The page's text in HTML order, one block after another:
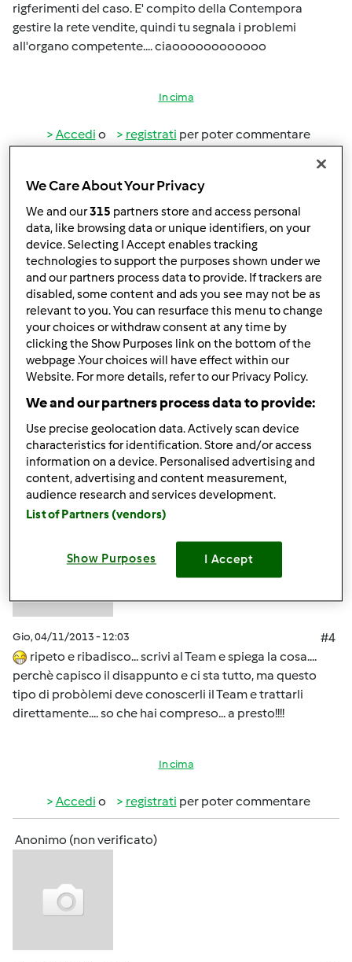
rigferimenti del caso. E' compito della Contempora
gestire la rete vendite, quindi tu segnala i problemi
all'organo competente.... ciaoooooooooooo
In cima
Accedi o registrati per poter commentare
Gio, 04/11/2013 - 11:56
Deve fare il post - vendita alla mia amica che, durante una
dimostrazione a casa mia, ha acquistato il bimby e le ha
chiesto di portare delle amiche... non mi sembra corretto.
Una cosa è il post-vendita e una la dimostrazione. O no?
In cima
Accedio registratiper poter commentare
Anonimo (non verificato)
Gio, 04/11/2013 - 12:03
#4
ripeto e ribadisco... scrivi al Team e spiega la cosa....
perchè capisco il disappunto e ci sta tutto, ma questo
tipo di probòlemi deve conoscerli il Team e trattarli
direttamente.... so che hai compreso... a presto!!!!
In cima
Accedi o registrati per poter commentare
Anonimo (non verificato)
We Care About Your Privacy
We and our315 partners store and access personal
data, like browsing data or unique identifiers, on your
device. Selecting I Accept enables tracking
technologies to support the purposes shown under we
and our partners process data to provide. If trackers are
disabled, some content and ads you see may not be as
relevant to you. You can resurface this menu to change
your choices or withdraw consent at any time by
clicking the Show Purposes link on the bottom of the
webpage .Your choices will have effect within our
Website. For more details, refer to our Privacy Policy.
We and our partners process data to provide:
Use precise geolocation data. Actively scan device
characteristics for identification. Store and/or access
information on a device. Personalised advertising and
content, advertising and content measurement,
audience research and services development.
List of Partners (vendors)
Show Purposes I Accept